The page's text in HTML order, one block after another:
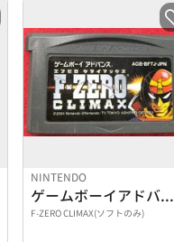
NINTENDO
ゲームボーイアドバンスソフト
F-ZERO CLIMAX(ソフトのみ)